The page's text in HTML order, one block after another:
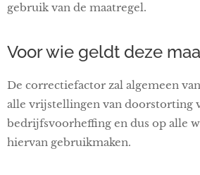
gebruik van de maatregel.
Voor wie geldt deze
De correctiefactor zal algemeen
alle vrijstellingen van doorstorting
bedrijfsvoorheffing en dus op alle
hiervan gebruikmaken.